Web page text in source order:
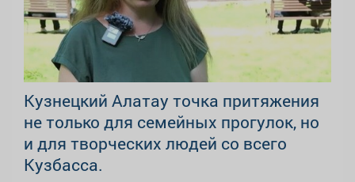
Кузнецкий Алатау точка притяжения
не только для семейных прогулок, но
и для творческих людей со всего
Кузбасса.